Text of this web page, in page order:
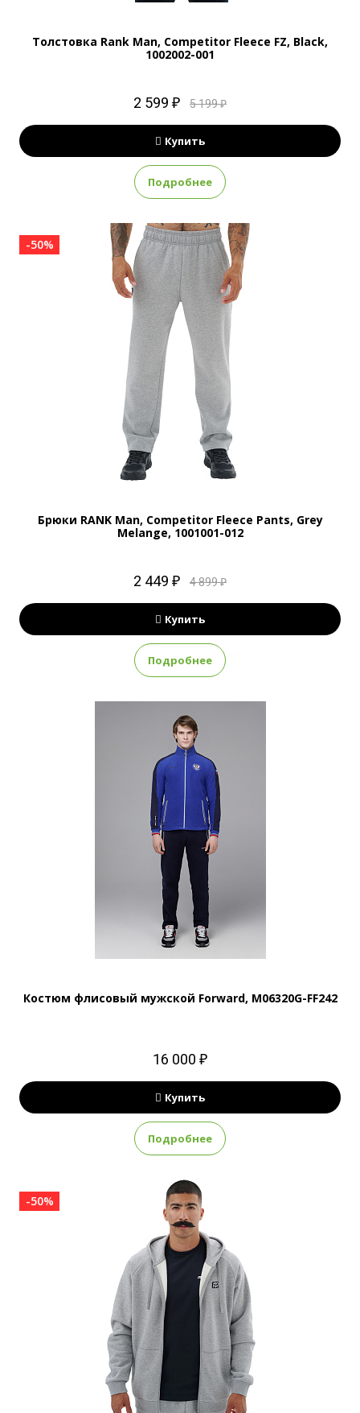
Толстовка Rank Man, Competitor Fleece FZ, Black,
1002002-001
2 599 ₽ 5 199 ₽
Купить
Подробнее
-50%
Брюки RANK Man, Competitor Fleece Pants, Grey
Melange, 1001001-012
2 449 ₽ 4 899 ₽
Купить
Подробнее
Костюм флисовый мужской Forward, M06320G-FF242
16 000 ₽
Купить
Подробнее
-50%